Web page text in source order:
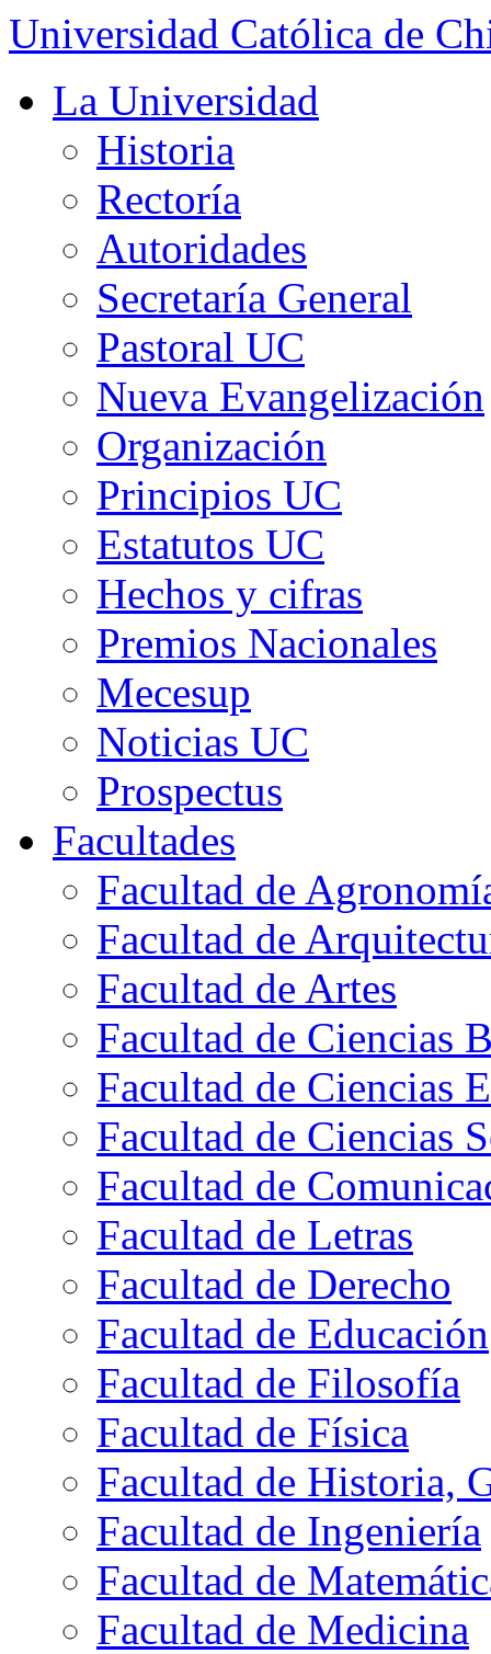
Universidad Católica de
La Universidad
Historia
Rectoría
Autoridades
Secretaría General
Pastoral UC
Nueva Evangelización
Organización
Principios UC
Estatutos UC
Hechos y cifras
Premios Nacionales
Mecesup
Noticias UC
Prospectus
Facultades
Facultad de
Facultad de
Facultad de Artes
Facultad de Ciencias
Facultad de Ciencias
Facultad de Ciencias
Facultad de
Facultad de Letras
Facultad de Derecho
Facultad de Educación
Facultad de Filosofía
Facultad de Física
Facultad de Historia,
Facultad de Ingeniería
Facultad de
Facultad de Medicina